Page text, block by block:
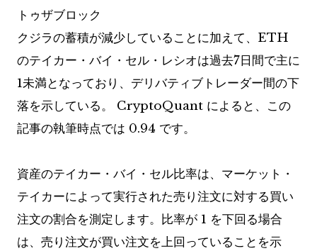
トゥザブロック
クジラの蓄積が減少していることに加えて、ETH
のテイカー・バイ・セル・レシオは過去7日間で主に
1未満となっており、デリバティブトレーダー間の下
落を示している。 CryptoQuant によると、この
記事の執筆時点では 0.94 です。
資産のテイカー・バイ・セル比率は、マーケット・
テイカーによって実行された売り注文に対する買い
注文の割合を測定します。比率が 1 を下回る場合
は、売り注文が買い注文を上回っていることを示